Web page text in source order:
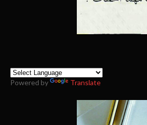
Powered by Translate